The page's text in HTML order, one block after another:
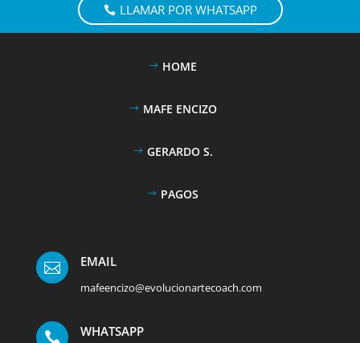
LLAMAR POR WHATSAPP
HOME
MAFE ENCIZO
GERARDO S.
PAGOS
 EMAIL
mafeencizo@evolucionartecoach.com
 WHATSAPP